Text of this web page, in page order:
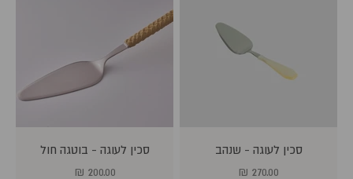
סכין לעוגה - שנהב
מחיר מבצע
270.00 ₪
סכין לעוגה - בוטגה חול
מחיר מבצע
200.00 ₪